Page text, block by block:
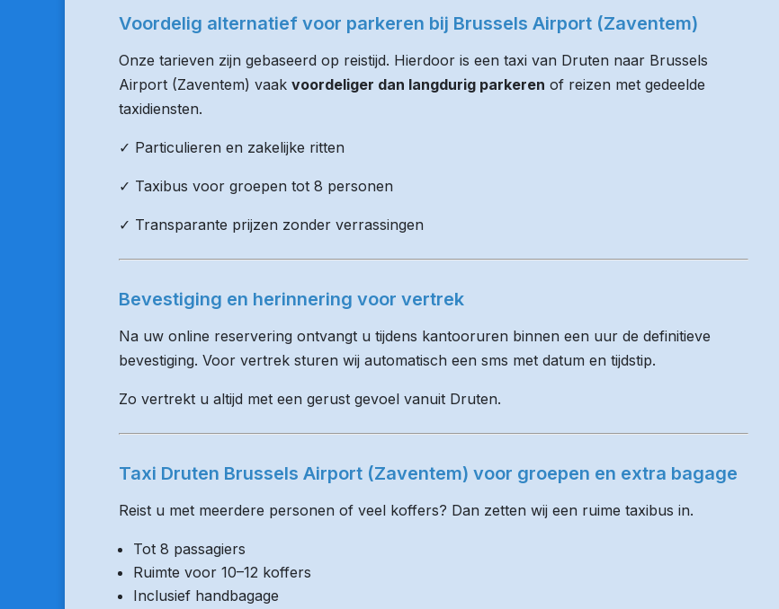
Voordelig alternatief voor parkeren bij Brussels Airport (Zaventem)
Onze tarieven zijn gebaseerd op reistijd. Hierdoor is een taxi van Druten naar Brussels
Airport (Zaventem) vaak voordeliger dan langdurig parkeren of reizen met gedeelde
taxidiensten.
✓ Particulieren en zakelijke ritten
✓ Taxibus voor groepen tot 8 personen
✓ Transparante prijzen zonder verrassingen
Bevestiging en herinnering voor vertrek
Na uw online reservering ontvangt u tijdens kantooruren binnen een uur de definitieve
bevestiging. Voor vertrek sturen wij automatisch een sms met datum en tijdstip.
Zo vertrekt u altijd met een gerust gevoel vanuit Druten.
Taxi Druten Brussels Airport (Zaventem) voor groepen en extra bagage
Reist u met meerdere personen of veel koffers? Dan zetten wij een ruime taxibus in.
Tot 8 passagiers
Ruimte voor 10–12 koffers
Inclusief handbagage